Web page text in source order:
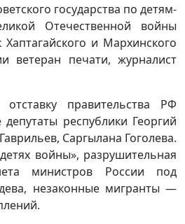
государства по детям-
Отечественной войны
и Мархинского
ветеран печати, журналист
правительства РФ
республики Георгий
Саргылана Гоголева.
войны», разрушительная
министров России под
незаконные мигранты —